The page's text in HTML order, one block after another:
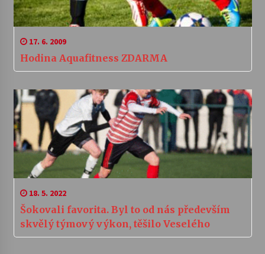
17. 6. 2009
Hodina Aquafitness ZDARMA
18. 5. 2022
Šokovali favorita. Byl to od nás především
skvělý týmový výkon, těšilo Veselého